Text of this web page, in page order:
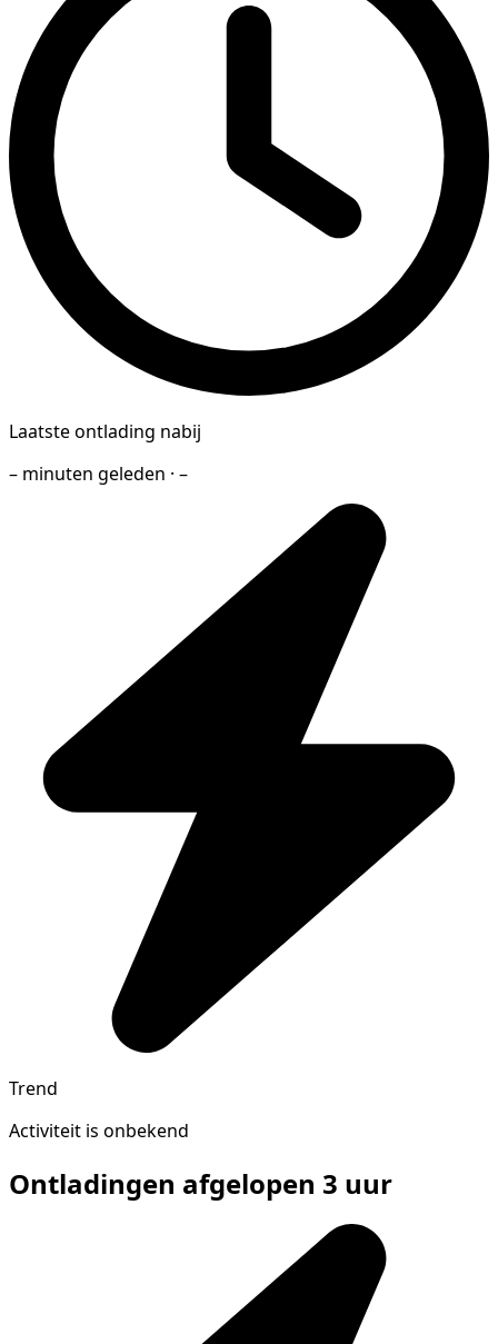
Laatste ontlading nabij
– minuten geleden · –
Trend
Activiteit is onbekend
Ontladingen afgelopen 3 uur